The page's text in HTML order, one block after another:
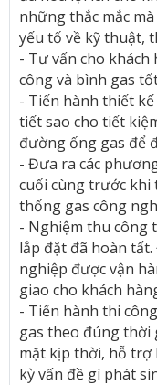
những thắc mắc
yếu tố về kỹ thuật,
- Tư vấn cho
công và bình gas
- Tiến hành thiết
tiết sao cho tiết
đường ống gas để
- Đưa ra các
cuối cùng trước khi
thống gas công
- Nghiệm thu công
lắp đặt đã hoàn
nghiệp được vận
giao cho khách
- Tiến hành thi
gas theo đúng thời
mặt kịp thời, hỗ
kỳ vấn đề gì phát